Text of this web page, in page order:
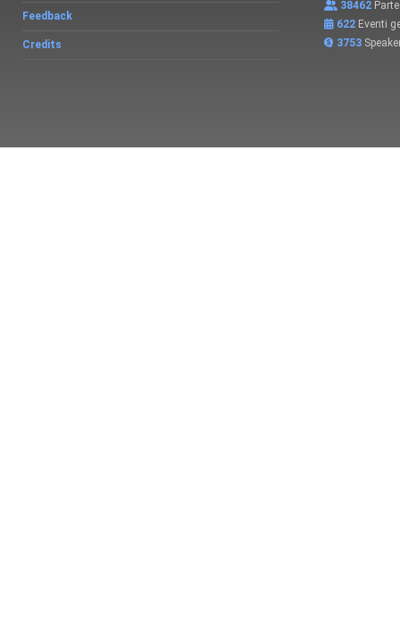
Feedback
Credits
38462
622 Eventi
3753